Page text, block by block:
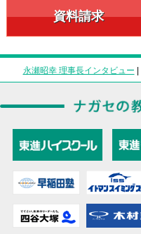
資料請求
永瀬昭幸 理事長インタビュー |